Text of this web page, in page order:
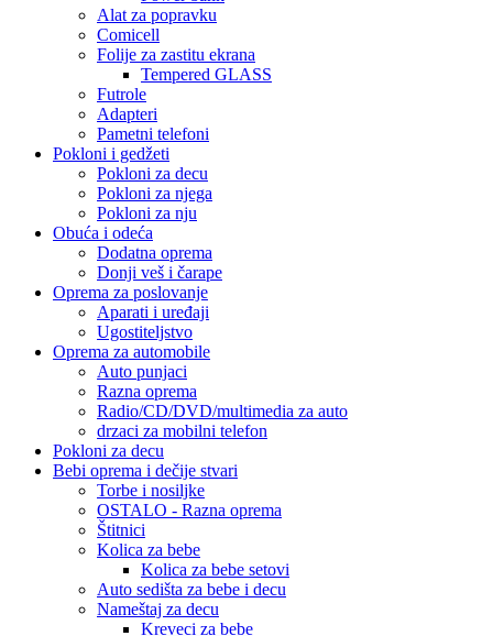
Alat za popravku
Comicell
Folije za zastitu ekrana
Tempered GLASS
Futrole
Adapteri
Pametni telefoni
Pokloni i gedžeti
Pokloni za decu
Pokloni za njega
Pokloni za nju
Obuća i odeća
Dodatna oprema
Donji veš i čarape
Oprema za poslovanje
Aparati i uređaji
Ugostiteljstvo
Oprema za automobile
Auto punjaci
Razna oprema
Radio/CD/DVD/multimedia za auto
drzaci za mobilni telefon
Pokloni za decu
Bebi oprema i dečije stvari
Torbe i nosiljke
OSTALO - Razna oprema
Štitnici
Kolica za bebe
Kolica za bebe setovi
Auto sedišta za bebe i decu
Nameštaj za decu
Kreveci za bebe